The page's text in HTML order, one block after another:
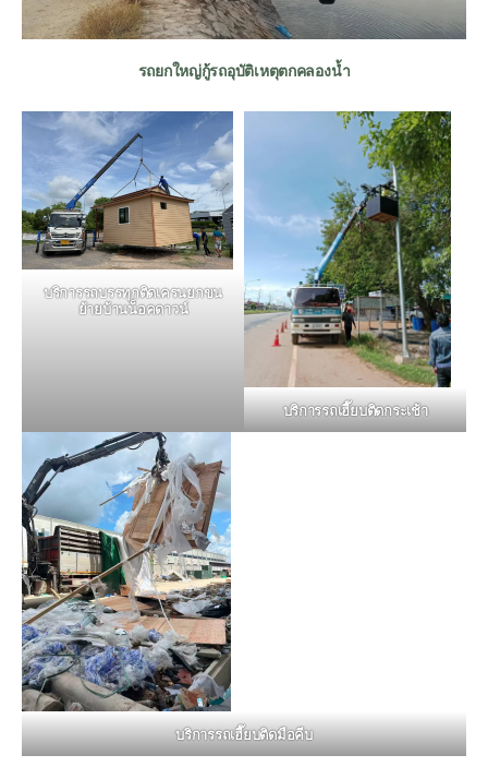
รถยกใหญ่กู้รถอุบัติเหตุตกคลองน้ำ
บริการรถบรรทุกติดเครนยกขน
ย้ายบ้านน็อคดาวน์
บริการรถเฮี๊ยบติดกระเช้า
บริการรถเฮี๊ยบติดมือคีบ